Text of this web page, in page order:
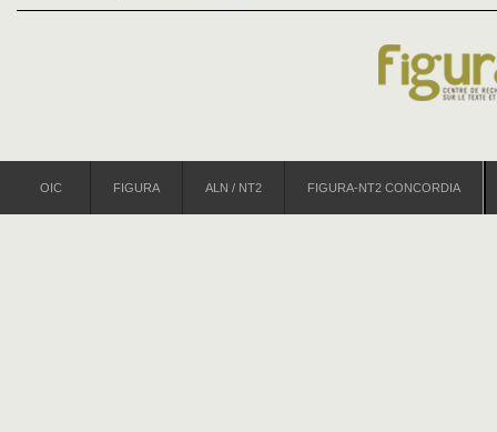
OIC FIGURA ALN / NT2 FIGURA-NT2 CONCORDIA